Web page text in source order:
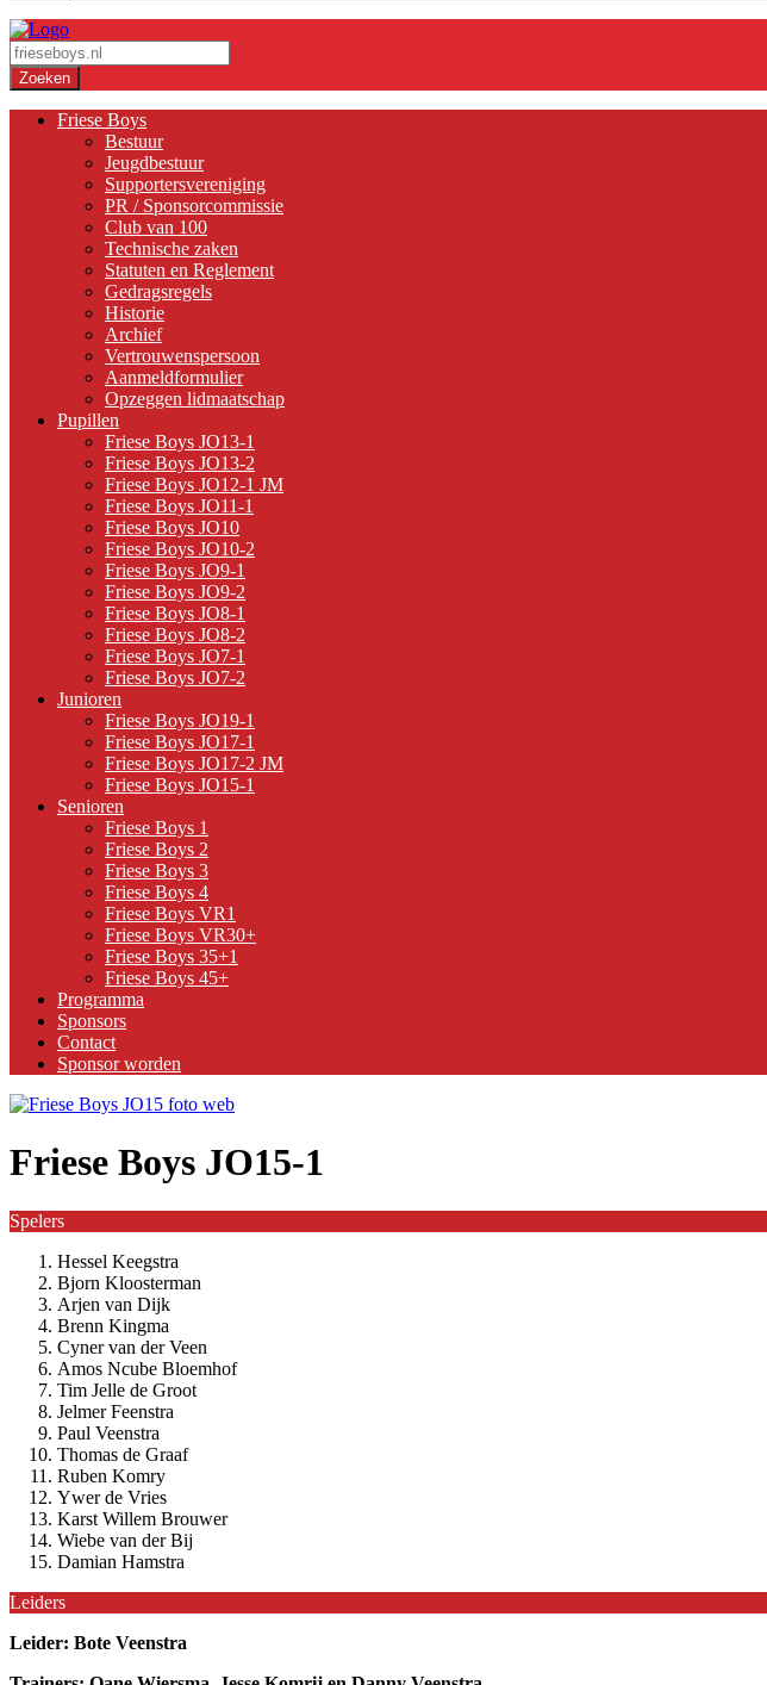
Friese Boys
Bestuur
Jeugdbestuur
Supportersvereniging
PR / Sponsorcommissie
Club van 100
Technische zaken
Statuten en Reglement
Gedragsregels
Historie
Archief
Vertrouwenspersoon
Aanmeldformulier
Opzeggen lidmaatschap
Pupillen
Friese Boys JO13-1
Friese Boys JO13-2
Friese Boys JO12-1 JM
Friese Boys JO11-1
Friese Boys JO10
Friese Boys JO10-2
Friese Boys JO9-1
Friese Boys JO9-2
Friese Boys JO8-1
Friese Boys JO8-2
Friese Boys JO7-1
Friese Boys JO7-2
Junioren
Friese Boys JO19-1
Friese Boys JO17-1
Friese Boys JO17-2 JM
Friese Boys JO15-1
Senioren
Friese Boys 1
Friese Boys 2
Friese Boys 3
Friese Boys 4
Friese Boys VR1
Friese Boys VR30+
Friese Boys 35+1
Friese Boys 45+
Programma
Sponsors
Contact
Sponsor worden
Friese Boys JO15-1
Spelers
Hessel Keegstra
Bjorn Kloosterman
Arjen van Dijk
Brenn Kingma
Cyner van der Veen
Amos Ncube Bloemhof
Tim Jelle de Groot
Jelmer Feenstra
Paul Veenstra
Thomas de Graaf
Ruben Komry
Ywer de Vries
Karst Willem Brouwer
Wiebe van der Bij
Damian Hamstra
Leiders
Leider: Bote Veenstra